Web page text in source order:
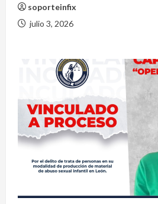
soporteinfix
julio 3, 2026